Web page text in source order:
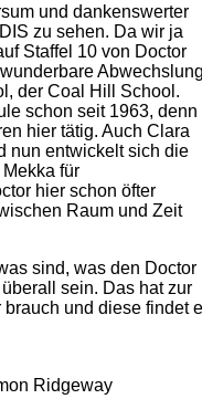
und dankenswerter
zu sehen. Da wir ja
Staffel 10 von Doctor
der Coal Hill School.
schon seit 1963, denn
hier tätig. Auch Clara
nun entwickelt sich die
für
hier schon öfter
Raum und Zeit
sind, was den Doctor
sein. Das hat zur
und diese findet
Ridgeway